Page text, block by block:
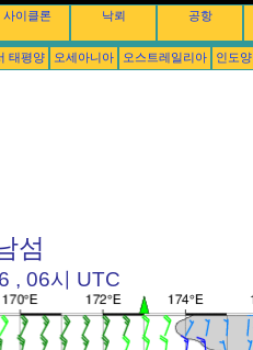
사이클론 낙뢰 공항
태평양 오세아니아 오스트레일리아 인도양
섬
, 06시 UTC